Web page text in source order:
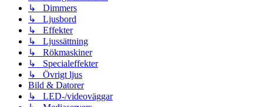
↳ Dimmers
↳ Ljusbord
↳ Effekter
↳ Ljussättning
↳ Rökmaskiner
↳ Specialeffekter
↳ Övrigt ljus
Bild & Datorer
↳ LED-/videoväggar